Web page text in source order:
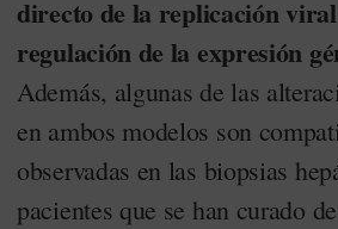
directo de la replicación
regulación de la expresión
Además, algunas de las
en ambos modelos son
observadas en las biopsias
pacientes que se han curado